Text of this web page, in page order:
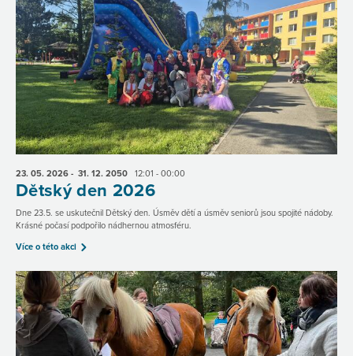
23. 05. 2026 - 31. 12. 2050 12:01 - 00:00
Dětský den 2026
Dne 23.5. se uskutečnil Dětský den. Úsměv dětí a úsměv seniorů jsou spojité nádoby.
Krásné počasí podpořilo nádhernou atmosféru.
Více o této akci